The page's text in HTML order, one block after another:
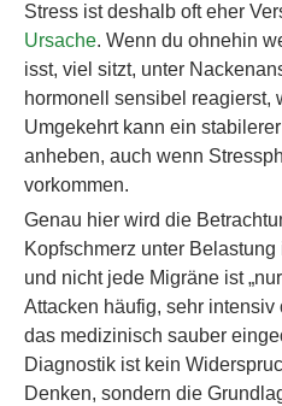
Stress ist deshalb oft eher
Ursache. Wenn du ohnehin
isst, viel sitzt, unter
hormonell sensibel reagierst,
Umgekehrt kann ein
anheben, auch wenn
vorkommen.
Genau hier wird die
Kopfschmerz unter
und nicht jede Migräne ist
Attacken häufig, sehr intensiv
das medizinisch sauber
Diagnostik ist kein
Denken, sondern die